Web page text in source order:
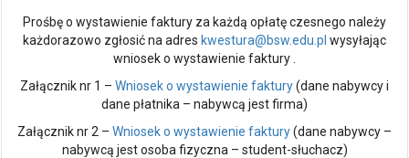
Prośbę o wystawienie faktury za każdą opłatę czesnego należy
każdorazowo zgłosić na adres kwestura@bsw.edu.pl wysyłając
wniosek o wystawienie faktury .
Załącznik nr 1 – Wniosek o wystawienie faktury(dane nabywcy i
dane płatnika – nabywcą jest firma)
Załącznik nr 2 – Wniosek o wystawienie faktury(dane nabywcy –
nabywcą jest osoba fizyczna – student-słuchacz)